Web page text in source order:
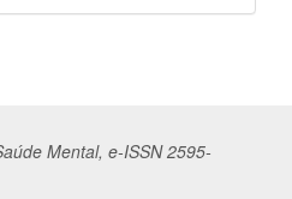
Mental, e-ISSN 2595-